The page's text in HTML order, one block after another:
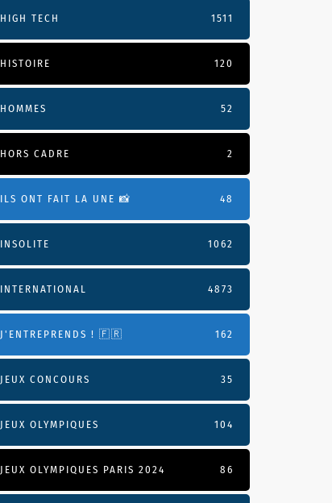
HIGH TECH 1511
HISTOIRE 120
HOMMES 52
HORS CADRE 2
ILS ONT FAIT LA UNE 📸 48
INSOLITE 1062
INTERNATIONAL 4873
J'ENTREPRENDS ! 🇫🇷 162
JEUX CONCOURS 35
JEUX OLYMPIQUES 104
JEUX OLYMPIQUES PARIS 2024 86